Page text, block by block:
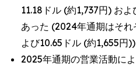
11.18ドル (約1,737円) お
あった (2024年通期はそ
よび10.65ドル (約1,655円))
2025年通期の営業活動に